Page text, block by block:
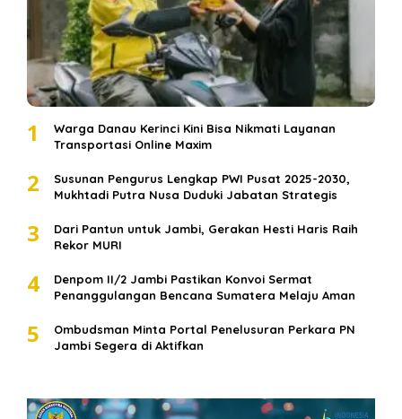
1
Warga Danau Kerinci Kini Bisa Nikmati Layanan
Transportasi Online Maxim
2
Susunan Pengurus Lengkap PWI Pusat 2025-2030,
Mukhtadi Putra Nusa Duduki Jabatan Strategis
3
Dari Pantun untuk Jambi, Gerakan Hesti Haris Raih
Rekor MURI
4
Denpom II/2 Jambi Pastikan Konvoi Sermat
Penanggulangan Bencana Sumatera Melaju Aman
5
Ombudsman Minta Portal Penelusuran Perkara PN
Jambi Segera di Aktifkan